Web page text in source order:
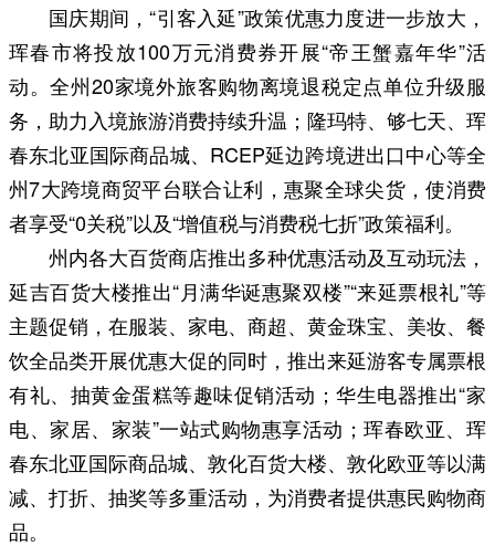
国庆期间，“引客入延”政策优惠力度进一步放大，
珲春市将投放100万元消费券开展“帝王蟹嘉年华”活
动。全州20家境外旅客购物离境退税定点单位升级服
务，助力入境旅游消费持续升温；隆玛特、够七天、珲
春东北亚国际商品城、RCEP延边跨境进出口中心等全
州7大跨境商贸平台联合让利，惠聚全球尖货，使消费
者享受“0关税”以及“增值税与消费税七折”政策福利。
州内各大百货商店推出多种优惠活动及互动玩法，
延吉百货大楼推出“月满华诞惠聚双楼”“来延票根礼”等
主题促销，在服装、家电、商超、黄金珠宝、美妆、餐
饮全品类开展优惠大促的同时，推出来延游客专属票根
有礼、抽黄金蛋糕等趣味促销活动；华生电器推出“家
电、家居、家装”一站式购物惠享活动；珲春欧亚、珲
春东北亚国际商品城、敦化百货大楼、敦化欧亚等以满
减、打折、抽奖等多重活动，为消费者提供惠民购物商
品。